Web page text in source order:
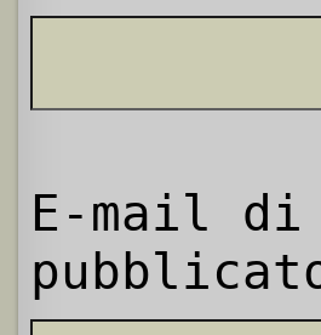
E-mail